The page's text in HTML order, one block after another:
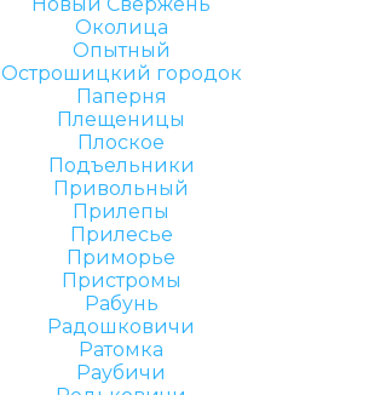
Околица
Опытный
Острошицкий городок
Паперня
Плещеницы
Плоское
Подъельники
Привольный
Прилепы
Прилесье
Приморье
Пристромы
Рабунь
Радошковичи
Ратомка
Раубичи